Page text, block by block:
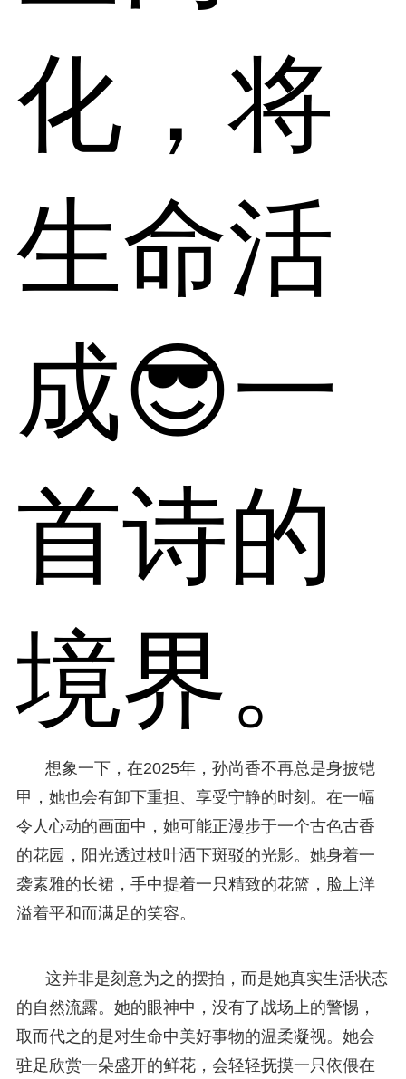
化，将
生命活
成😎一
首诗的
境界。
想象一下，在2025年，孙尚香不再总是身披铠
甲，她也会有卸下重担、享受宁静的时刻。在一幅
令人心动的画面中，她可能正漫步于一个古色古香
的花园，阳光透过枝叶洒下斑驳的光影。她身着一
袭素雅的长裙，手中提着一只精致的花篮，脸上洋
溢着平和而满足的笑容。
这并非是刻意为之的摆拍，而是她真实生活状态
的自然流露。她的眼神中，没有了战场上的警惕，
取而代之的是对生命中美好事物的温柔凝视。她会
驻足欣赏一朵盛开的鲜花，会轻轻抚摸一只依偎在